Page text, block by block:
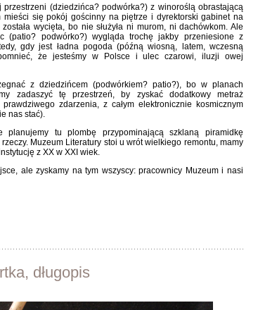
(dziedzińca? podwórka?) z winoroślą obrastającą
się pokój gościnny na piętrze i dyrektorski gabinet na
wycięta, bo nie służyła ni murom, ni dachówkom. Ale
(patio? podwórko?) wygląda trochę jakby przeniesione z
gdy jest ładna pogoda (późną wiosną, latem, wczesną
że jesteśmy w Polsce i ulec czarowi, iluzji owej
z dziedzińcem (podwórkiem? patio?), bo w planach
zadaszyć tę przestrzeń, by zyskać dodatkowy metraż
zdarzenia, z całym elektronicznie kosmicznym
nas stać).
planujemy tu plombę przypominającą szklaną piramidkę
Muzeum Literatury stoi u wrót wielkiego remontu, mamy
z XX w XXI wiek.
ale zyskamy na tym wszyscy: pracownicy Muzeum i nasi
długopis